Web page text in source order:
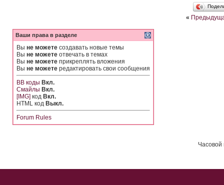
«
Ваши права в разделе
Вы не можете создавать новые темы
Вы не можете отвечать в темах
Вы не можете прикреплять вложения
Вы не можете редактировать свои сообщения
BB коды Вкл.
Смайлы Вкл.
[IMG] код Вкл.
HTML код Выкл.
Forum Rules
Часовой